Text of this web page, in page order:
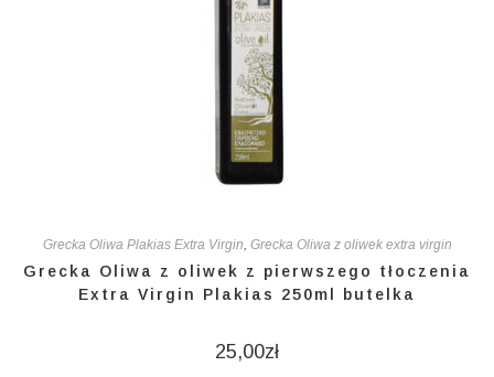
Grecka Oliwa Plakias Extra Virgin, Grecka Oliwa z oliwek extra virgin
Grecka Oliwa z oliwek z pierwszego tłoczenia
Extra Virgin Plakias 250ml butelka
25,00zł